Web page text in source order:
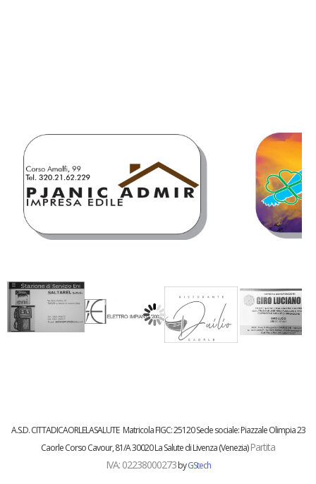
A.S.D. CITTADICAORLELASALUTE Matricola FIGC:25120Sede sociale: Piazzale Olimpia 23
CaorleCorso Cavour, 81/A 30020 La Salute di Livenza (Venezia)Partita
IVA: 02238000273byGStech